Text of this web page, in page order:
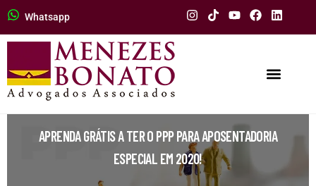
Whatsapp
APRENDA GRÁTIS A TER O PPP PARA APOSENTADORIA
ESPECIAL EM 2020!